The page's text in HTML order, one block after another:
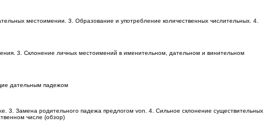
местоимении. 3. Образование и употребление количественных числительных. 4.
3. Склонение личных местоимений в именительном, дательном и винительном
дательным падежом
3. Замена родительного падежа предлогом von. 4. Сильное склонение существительных
числе (обзор)